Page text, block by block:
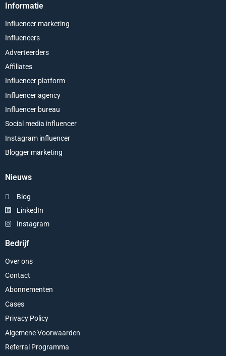
Informatie
Influencer marketing
Influencers
Adverteerders
Affiliates
Influencer platform
Influencer agency
Influencer bureau
Social media influencer
Instagram influencer
Blogger marketing
Nieuws
Blog
LinkedIn
Instagram
Bedrijf
Over ons
Contact
Abonnementen
Cases
Privacy Policy
Algemene Voorwaarden
Referral Programma